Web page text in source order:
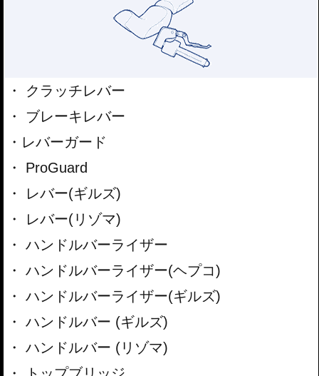
クラッチレバー
ブレーキレバー
レバーガード
ProGuard
レバー(ギルズ)
レバー(リゾマ)
ハンドルバーライザー
ハンドルバーライザー(ヘプコ)
ハンドルバーライザー(ギルズ)
ハンドルバー (ギルズ)
ハンドルバー (リゾマ)